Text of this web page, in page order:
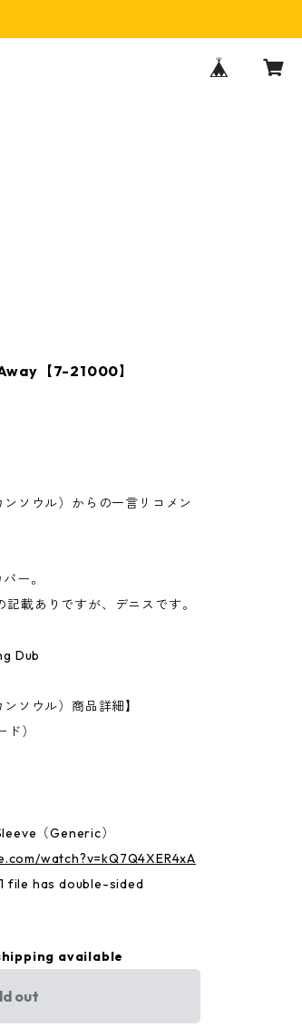
【7-21000】
ソウル）からの一言リコメン
ー。
載ありですが、デニスです。
Dub
ソウル）商品詳細】
）
（Generic）
watch?v=kQ7Q4XER4xA
file has double-sided
available
out